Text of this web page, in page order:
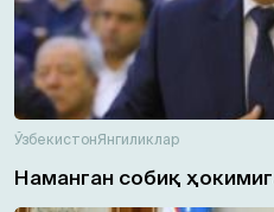
ЎзбекистонЯнгиликлар
Наманган собиқ